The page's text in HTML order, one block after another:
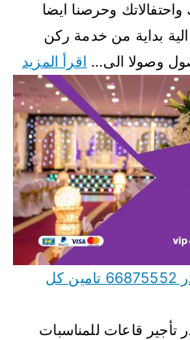
وحرصنا ايضا
بداية من خدمة ركن
وصولا الى… اقرأ المزيد
تأجير قاعات للمناسبات بنيدر 66875552 تامين كل
تأجير قاعات للمناسبات